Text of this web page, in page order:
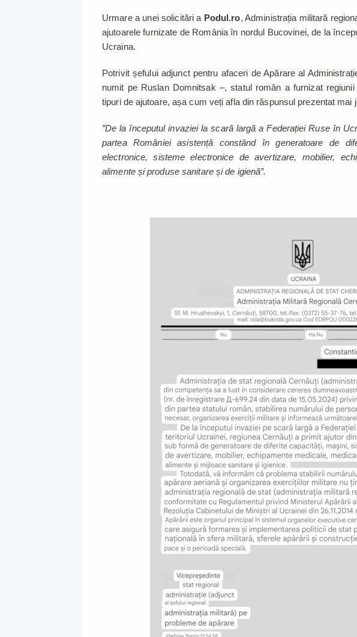
Urmare a unei solicitări a Podul.ro, Administrația militară
ajutoarele furnizate de România în nordul Bucovinei, de la
Ucraina.
Potrivit șefului adjunct pentru afaceri de Apărare al
numit pe Ruslan Domnitsak –, statul român a furnizat
tipuri de ajutoare, așa cum veți afla din răspunsul prezentat mai
”De la începutul invaziei la scară largă a Federației Ruse în
partea României asistență constând în generatoare de
electronice, sisteme electronice de avertizare, mobilier,
alimente și produse sanitare și de igienă”.